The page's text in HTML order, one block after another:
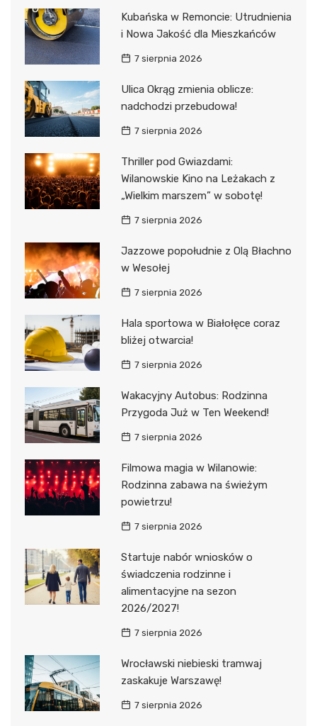
Kubańska w Remoncie: Utrudnienia
i Nowa Jakość dla Mieszkańców
7 sierpnia 2026
Ulica Okrąg zmienia oblicze:
nadchodzi przebudowa!
7 sierpnia 2026
Thriller pod Gwiazdami:
Wilanowskie Kino na Leżakach z
„Wielkim marszem” w sobotę!
7 sierpnia 2026
Jazzowe popołudnie z Olą Błachno
w Wesołej
7 sierpnia 2026
Hala sportowa w Białołęce coraz
bliżej otwarcia!
7 sierpnia 2026
Wakacyjny Autobus: Rodzinna
Przygoda Już w Ten Weekend!
7 sierpnia 2026
Filmowa magia w Wilanowie:
Rodzinna zabawa na świeżym
powietrzu!
7 sierpnia 2026
Startuje nabór wniosków o
świadczenia rodzinne i
alimentacyjne na sezon
2026/2027!
7 sierpnia 2026
Wrocławski niebieski tramwaj
zaskakuje Warszawę!
7 sierpnia 2026